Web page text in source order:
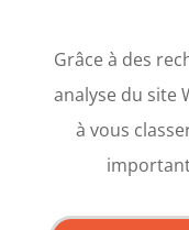
Grâce à des
analyse du site
à vous